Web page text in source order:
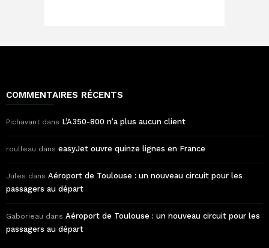
COMMENTAIRES RÉCENTS
Pichavant dans L’A350-800 n’a plus aucun client
roulleau dans easyJet ouvre quinze lignes en France
Jules dans Aéroport de Toulouse : un nouveau circuit pour les
passagers au départ
Gaborieau dans Aéroport de Toulouse : un nouveau circuit pour les
passagers au départ